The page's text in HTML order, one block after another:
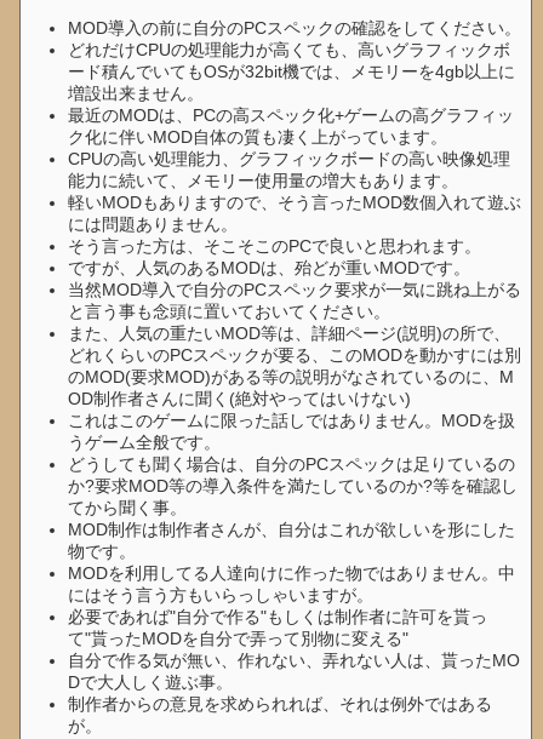
MOD導入の前に自分のPCスペックの確認をしてください。
どれだけCPUの処理能力が高くても、高いグラフィックボ
ード積んでいてもOSが32bit機では、メモリーを4gb以上に
増設出来ません。
最近のMODは、PCの高スペック化+ゲームの高グラフィッ
ク化に伴いMOD自体の質も凄く上がっています。
CPUの高い処理能力、グラフィックボードの高い映像処理
能力に続いて、メモリー使用量の増大もあります。
軽いMODもありますので、そう言ったMOD数個入れて遊ぶ
には問題ありません。
そう言った方は、そこそこのPCで良いと思われます。
ですが、人気のあるMODは、殆どが重いMODです。
当然MOD導入で自分のPCスペック要求が一気に跳ね上がる
と言う事も念頭に置いておいてください。
また、人気の重たいMOD等は、詳細ページ(説明)の所で、
どれくらいのPCスペックが要る、このMODを動かすには別
のMOD(要求MOD)がある等の説明がなされているのに、M
OD制作者さんに聞く(絶対やってはいけない)
これはこのゲームに限った話しではありません。MODを扱
うゲーム全般です。
どうしても聞く場合は、自分のPCスペックは足りているの
か?要求MOD等の導入条件を満たしているのか?等を確認し
てから聞く事。
MOD制作は制作者さんが、自分はこれが欲しいを形にした
物です。
MODを利用してる人達向けに作った物ではありません。中
にはそう言う方もいらっしゃいますが。
必要であれば"自分で作る"もしくは制作者に許可を貰っ
て"貰ったMODを自分で弄って別物に変える"
自分で作る気が無い、作れない、弄れない人は、貰ったMO
Dで大人しく遊ぶ事。
制作者からの意見を求められれば、それは例外ではある
が。